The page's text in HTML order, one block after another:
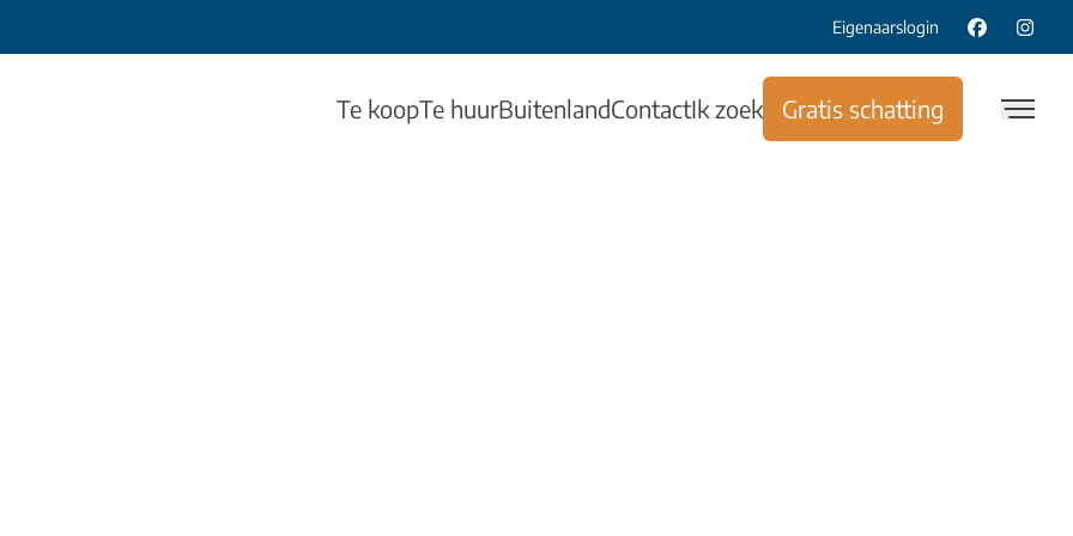
Eigenaarslogin
Te koopTe huurBuitenlandContactIk zoek Gratis schatting